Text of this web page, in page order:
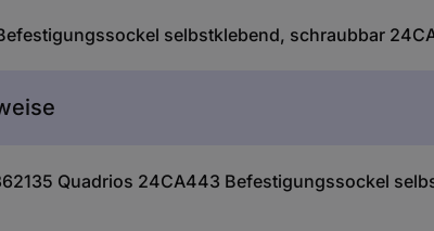
selbstklebend, schraubbar
Quadrios 24CA443 Befestigungssockel